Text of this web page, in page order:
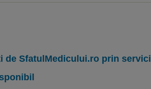
de SfatulMedicului.ro prin